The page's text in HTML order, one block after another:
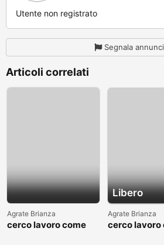
Utente non registrato
Segnala
Articoli correlati
Agrate Brianza
cerco lavoro come
Libero
Agrate Brianza
cerco lavoro